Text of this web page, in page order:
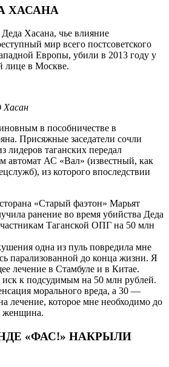
ХАСАНА
Хасана, чье влияние
мир всего постсоветского
Европы, убили в 2013 году у
лице в Москве.
Хасан
в пособничестве в
Присяжные заседатели сочли
лидеров таганских передал
автомат АС «Вал» (известный, как
из которого впоследствии
«Старый фаэтон» Марьят
ранение во время убийства Деда
Таганской ОПГ на 50 млн
одна из пуль повредила мне
парализованной до конца жизни. Я
лечение в Стамбуле и в Китае.
иск к подсудимым на 50 млн рублей.
морального вреда, а 30 —
лечение, которое мне необходимо до
женщина.
«ФАС!» НАКРЫЛИ